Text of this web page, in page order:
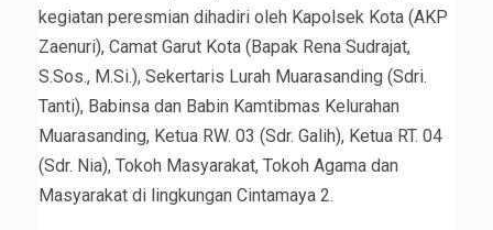
kegiatan peresmian dihadiri oleh Kapolsek Kota (AKP
Zaenuri), Camat Garut Kota (Bapak Rena Sudrajat,
S.Sos., M.Si.), Sekertaris Lurah Muarasanding (Sdri.
Tanti), Babinsa dan Babin Kamtibmas Kelurahan
Muarasanding, Ketua RW. 03 (Sdr. Galih), Ketua RT. 04
(Sdr. Nia), Tokoh Masyarakat, Tokoh Agama dan
Masyarakat di lingkungan Cintamaya 2.